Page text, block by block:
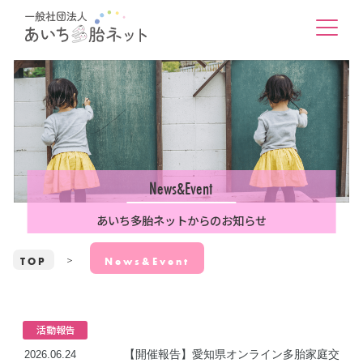
News&Event
あいち多胎ネットからのお知らせ
TOP News&Event
活動報告
2026.06.24 【開催報告】愛知県オンライン多胎家庭交